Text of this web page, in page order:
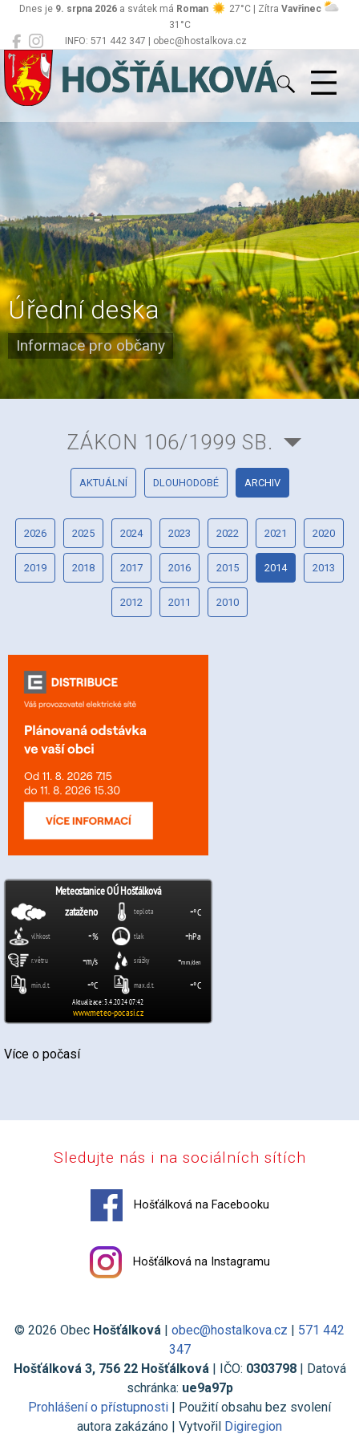
INFO: 571 442 347 | obec@hostalkova.cz
Dnes je 9. srpna 2026 a svátek má Roman 27°C | Zítra Vavřinec
31°C
Hošťálková
Úřední deska
Informace pro občany
Více o počasí
ZÁKON 106/1999 SB.
AKTUÁLNÍ DLOUHODOBÉ ARCHIV
2026 2025 2024 2023 2022 2021 2020
2019 2018 2017 2016 2015 2014 2013
2012 2011 2010
Sledujte nás i na sociálních sítích
Hošťálková na Facebooku
Hošťálková na Instagramu
© 2026 Obec Hošťálková | obec@hostalkova.cz | 571 442
347
Hošťálková 3, 756 22 Hošťálková| IČO: 0303798| Datová
schránka: ue9a97p
Prohlášení o přístupnosti | Použití obsahu bez svolení
autora zakázáno | Vytvořil Digiregion